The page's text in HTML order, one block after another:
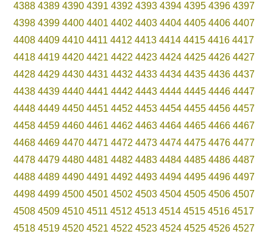
4388 4389 4390 4391 4392 4393 4394 4395 4396 4397
4398 4399 4400 4401 4402 4403 4404 4405 4406 4407
4408 4409 4410 4411 4412 4413 4414 4415 4416 4417
4418 4419 4420 4421 4422 4423 4424 4425 4426 4427
4428 4429 4430 4431 4432 4433 4434 4435 4436 4437
4438 4439 4440 4441 4442 4443 4444 4445 4446 4447
4448 4449 4450 4451 4452 4453 4454 4455 4456 4457
4458 4459 4460 4461 4462 4463 4464 4465 4466 4467
4468 4469 4470 4471 4472 4473 4474 4475 4476 4477
4478 4479 4480 4481 4482 4483 4484 4485 4486 4487
4488 4489 4490 4491 4492 4493 4494 4495 4496 4497
4498 4499 4500 4501 4502 4503 4504 4505 4506 4507
4508 4509 4510 4511 4512 4513 4514 4515 4516 4517
4518 4519 4520 4521 4522 4523 4524 4525 4526 4527